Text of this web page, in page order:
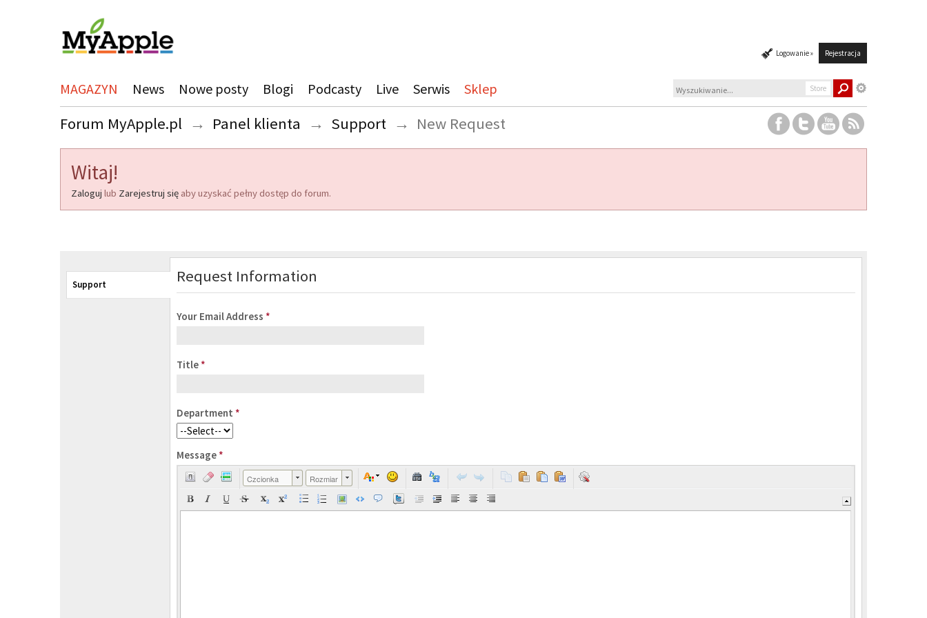
Logowanie » Rejestracja
MAGAZYN News Nowe posty Blogi Podcasty Live Serwis Sklep Store
Forum MyApple.pl → Panel klienta → Support → New Request
Witaj!
Zaloguj lub Zarejestruj się aby uzyskać pełny dostęp do forum.
Support Request Information
Your Email Address *
Title *
Department *
Message *
Czcionka Rozmiar